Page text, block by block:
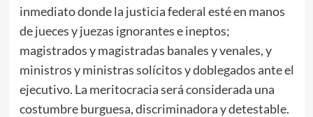
inmediato donde la justicia federal esté en manos
de jueces y juezas ignorantes e ineptos;
magistrados y magistradas banales y venales, y
ministros y ministras solícitos y doblegados ante el
ejecutivo. La meritocracia será considerada una
costumbre burguesa, discriminadora y detestable.